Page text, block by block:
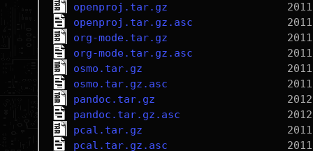
openproj.tar.gz
openproj.tar.gz.asc
org-mode.tar.gz
org-mode.tar.gz.asc
osmo.tar.gz
osmo.tar.gz.asc
pandoc.tar.gz
pandoc.tar.gz.asc
pcal.tar.gz
pcal.tar.gz.asc